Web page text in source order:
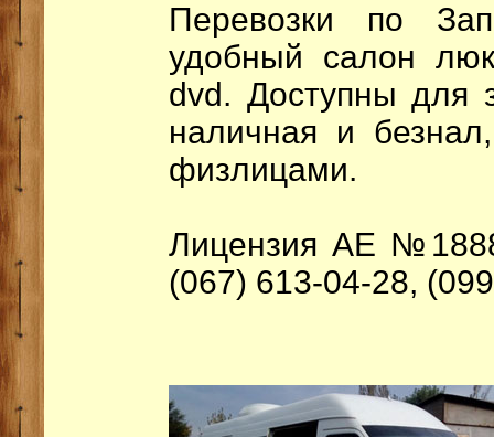
Перевозки по
удобный салон
dvd. Доступны для
наличная и
физлицами.
Лицензия АЕ
(067) 613-04-28,